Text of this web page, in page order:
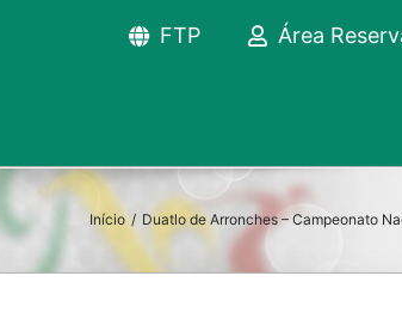
FTP Área
Início / Duatlo de Arronches – Campeonato